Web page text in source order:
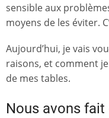
sensible aux
moyens de les éviter.
Aujourd’hui, je vais
raisons, et comment
de mes tables.
Nous avons